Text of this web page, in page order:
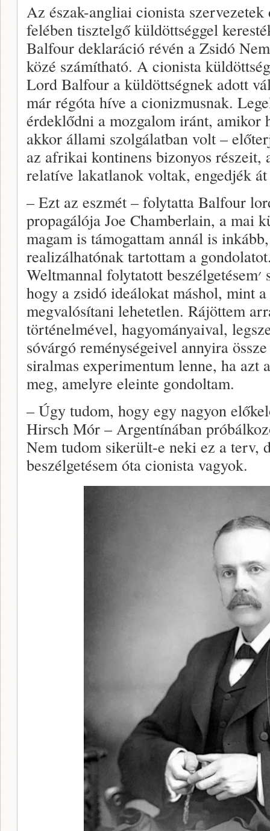
Az észak-angliai cionista
felében tisztelgő küldöttséggel
Balfour deklaráció révén a Zsidó
közé számítható. A cionista
Lord Balfour a küldöttségnek adott
már régóta híve a cionizmusnak.
érdeklődni a mozgalom iránt, amikor
akkor állami szolgálatban volt –
az afrikai kontinens bizonyos részeit,
relatíve lakatlanok voltak, engedjék
– Ezt az eszmét – folytatta Balfour
propagálója Joe Chamberlain, a mai
magam is támogattam annál is
realizálhatónak tartottam a
Weltmannal folytatott beszélgetésem׳ során arról győződtem meg׳,
hogy a zsidó ideálokat máshol, mint
megvalósítani lehetetlen. Rájöttem
történelmével, hagyományaival,
sóvárgó reménységeivel annyira
siralmas experimentum lenne, ha azt
meg, amelyre eleinte gondoltam.
– Úgy tudom, hogy egy nagyon
Hirsch Mór – Argentínában
Nem tudom sikerült-e neki ez a terv,
beszélgetésem óta cionista vagyok.